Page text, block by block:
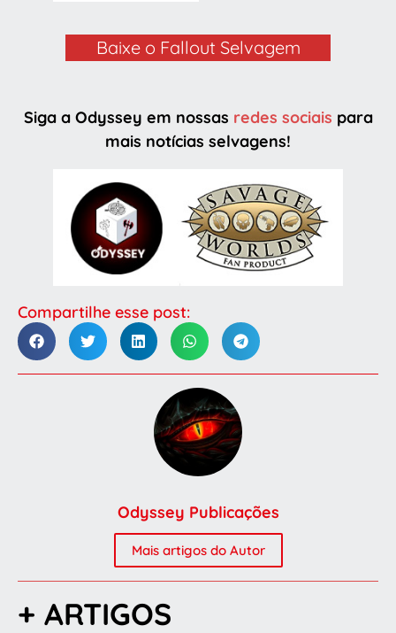
Baixe o Fallout Selvagem
Siga a Odyssey em nossas redes sociais para
mais notícias selvagens!
Compartilhe esse post:
Odyssey Publicações
Mais artigos do Autor
+ ARTIGOS